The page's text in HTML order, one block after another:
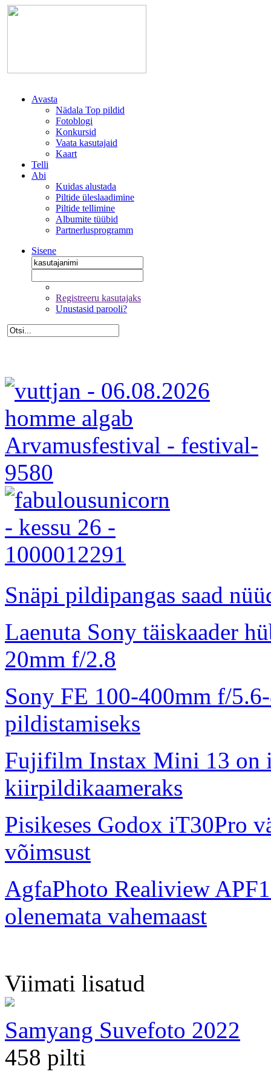
Avasta
Nädala Top pildid
Fotoblogi
Konkursid
Vaata kasutajaid
Kaart
Telli
Abi
Kuidas alustada
Piltide üleslaadimine
Piltide tellimine
Albumite tüübid
Partnerlusprogramm
Sisene
Registreeru kasutajaks
Unustasid parooli?
Snäpi pildipangas saad
Laenuta Sony täiskaader
20mm f/2.8
Sony FE 100-400mm f/
pildistamiseks
Fujifilm Instax Mini 13 on
kiirpildikaameraks
Pisikeses Godox iT30Pro
võimsust
AgfaPhoto Realiview
olenemata vahemaast
Viimati lisatud
Samyang Suvefoto 2022
458 pilti